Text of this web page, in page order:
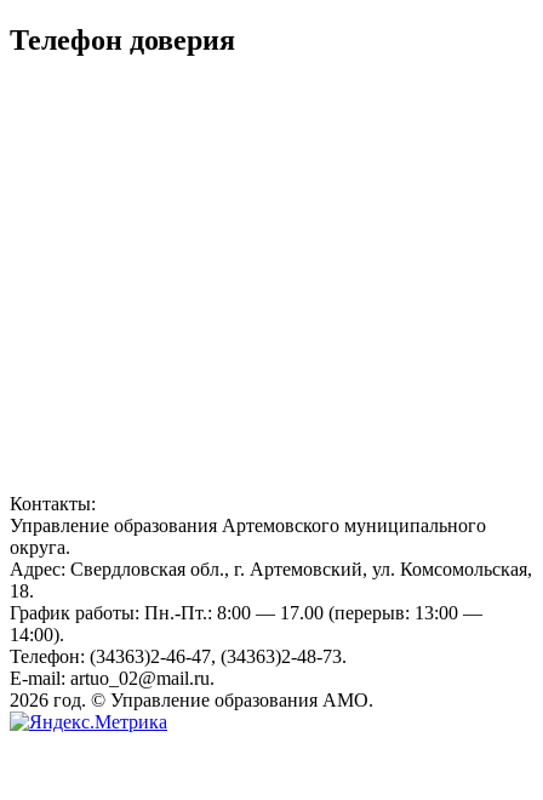
Телефон доверия
Контакты:
Управление образования Артемовского муниципального
округа.
Адрес: Свердловская обл., г. Артемовский, ул. Комсомольская,
18.
График работы: Пн.-Пт.: 8:00 — 17.00 (перерыв: 13:00 —
14:00).
Телефон: (34363)2-46-47, (34363)2-48-73.
E-mail: artuo_02@mail.ru.
2026 год. © Управление образования АМО.